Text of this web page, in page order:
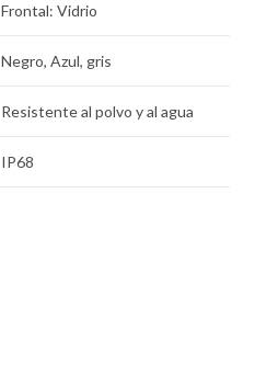
Frontal: Vidrio
Negro, Azul, gris
Resistente al polvo y al agua
IP68